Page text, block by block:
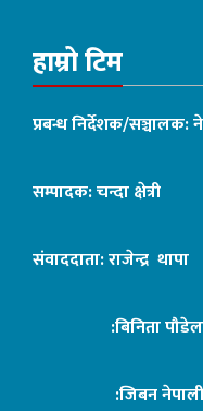
हाम्रो टिम
प्रबन्ध निर्देशक/सञ्चालक:
सम्पादक: चन्दा क्षेत्री
संवाददाता: राजेन्द्र थापा
:बिनिता पौडेल
:जिबन नेपाली